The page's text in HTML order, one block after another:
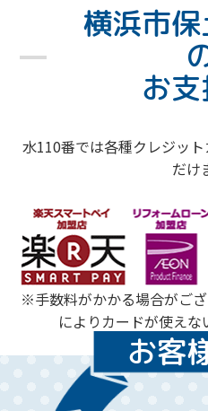
横浜市
お
水110番では各種クレジッ
だけ
※手数料がかかる場合が
によりカードが使えな
お客